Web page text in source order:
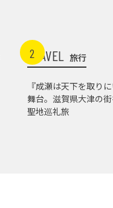
2
TRAVEL 旅行
『成瀬は天下を取り
舞台。滋賀県大津の
聖地巡礼旅